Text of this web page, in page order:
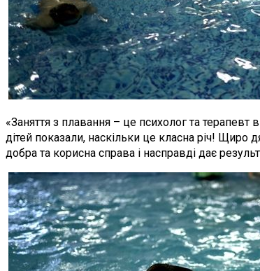
«Заняття з плавання – це психолог та
дітей показали, наскільки це класна річ! Щиро
добра та корисна справа і насправді дає